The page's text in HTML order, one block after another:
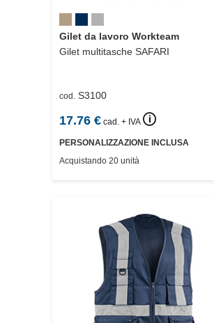
Gilet da lavoro Workteam
Gilet multitasche SAFARI
cod. S3100
17.76 € cad. + IVA 🛈
PERSONALIZZAZIONE INCLUSA
Acquistando 20 unità